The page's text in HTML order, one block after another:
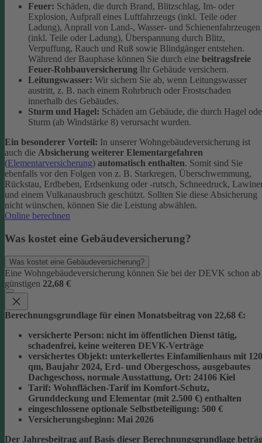
Feuer: Schäden, die durch Brand, Blitzschlag, Im- oder
Explosion, Aufprall eines Luftfahrzeugs (inkl. Teile oder
Ladung), Anprall von Land-, Wasser- und Schienenfahrzeugen
(inkl. Teile oder Ladung), Überspannung durch Blitz,
Verpuffung, Rauch und Ruß sowie Blindgänger entstehen.
Während der Bauphase können Sie durch eine beitragsfreie
Feuer-Rohbauversicherung Ihr Gebäude versichern.
Leitungswasser: Wir sichern Sie ab, wenn Leitungswasser
austritt, z. B. nach einem Rohrbruch oder Frostschaden
innerhalb des Gebäudes.
Sturm und Hagel: Schäden am Gebäude, die durch Hagel
Sturm (ab Windstärke 8) verursacht wurden.
Ein besonderer Vorteil: In unserer Wohngebäudeversicherung ist
auch die Absicherung weiterer Elementargefahren
(Elementarversicherung) automatisch enthalten. Somit sind Sie
ebenfalls vor den Folgen von z. B. Starkregen, Überschwemmung,
Rückstau, Erdbeben, Erdsenkung oder -rutsch, Schneedruck,
und einem Vulkanausbruch geschützt. Sollten Sie diese Absicherung
nicht wünschen, können Sie die Leistung abwählen.
Online berechnen
Was kostet eine Gebäudeversicherung?
Was kostet eine Gebäudeversicherung?
Eine Wohngebäudeversicherung können Sie bei der DEVK schon ab
günstigen 22,68 €
Berechnungsgrundlage für einen Monatsbeitrag von 22,68 €:
versicherte Person: nicht im öffentlichen Dienst tätig,
schadenfrei, keine weiteren DEVK-Verträge
versichertes Objekt: unterkellertes Einfamilienhaus mit 120
qm, Baujahr 2024, Erd- und Obergeschoss, ausgebautes
Dachgeschoss, normale Ausstattung, Ort: 24106 Kiel
Tarif: Wohnflächen-Tarif im Komfort-Schutz,
Grunddeckung und Elementar (mit 2.500 €) enthalten
eingeschlossene optionale Selbstbeteiligung: 500 €
Versicherungsbeginn: Mai 2026
Der Jahresbeitrag auf Basis dieser Berechnungsgrundlage